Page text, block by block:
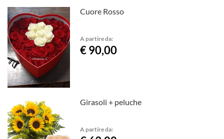
Cuore Rosso
A partire da:
€ 90,00
Girasoli + peluche
A partire da: